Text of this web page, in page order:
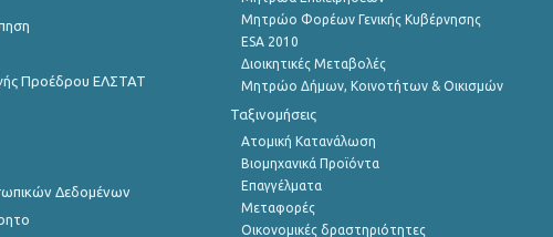
2024
2024
2024
Προέδρου ΕΛΣΤΑΤ
Δεδομένων
Μητρώο Φορέων Γενικής Κυβέρνησης
ESA 2010
Διοικητικές Μεταβολές
Μητρώο Δήμων, Κοινοτήτων & Οικισμών
Ταξινομήσεις
Ατομική Κατανάλωση
Βιομηχανικά Προϊόντα
Επαγγέλματα
Μεταφορές
Οικονομικές δραστηριότητες